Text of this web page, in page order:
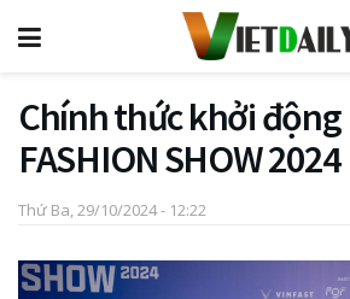
Chính thức khởi động
FASHION SHOW 2024
Thứ Ba, 29/10/2024 - 12:22